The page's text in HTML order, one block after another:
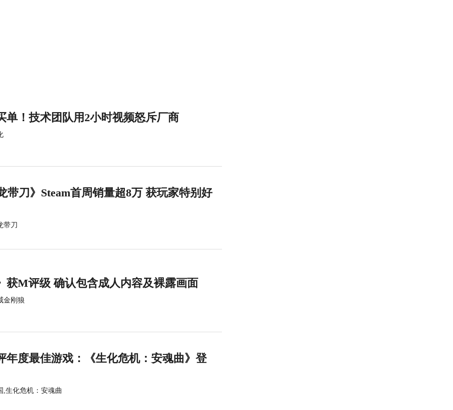
单！技术团队用2小时视频怒斥厂商
带刀》Steam首周销量超8万 获玩家特别好
带刀
获M评级 确认包含成人内容及裸露画面
金刚狼
年度最佳游戏：《生化危机：安魂曲》登
,生化危机：安魂曲